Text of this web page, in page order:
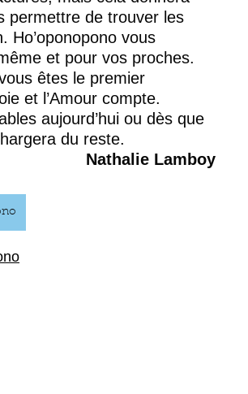
permettre de trouver les
Ho’oponopono vous
et pour vos proches.
êtes le premier
et l’Amour compte.
aujourd’hui ou dès que
du reste.
Nathalie Lamboy